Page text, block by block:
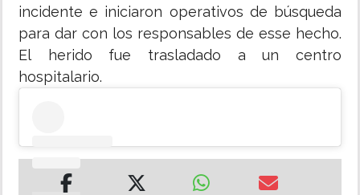
incidente e iniciaron operativos de búsqueda
para dar con los responsables de esse hecho.
El herido fue trasladado a un centro
hospitalario.